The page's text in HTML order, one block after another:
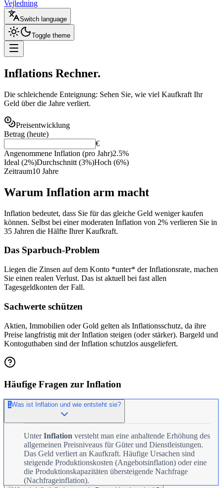
Vejledning
Switch language
Toggle theme
Inflations Rechner.
Die schleichende Enteignung: Sehen Sie, wie viel Kaufkraft Ihr
Geld über die Jahre verliert.
Preisentwicklung
Betrag (heute)
€
Angenommene Inflation (pro Jahr)2.5%
Ideal (2%)Durchschnitt (3%)Hoch (6%)
Zeitraum10 Jahre
Warum Inflation arm macht
Inflation bedeutet, dass Sie für das gleiche Geld weniger kaufen
können. Selbst bei einer moderaten Inflation von 2% verlieren Sie in
35 Jahren die Hälfte Ihrer Kaufkraft.
Das Sparbuch-Problem
Liegen die Zinsen auf dem Konto *unter* der Inflationsrate, machen
Sie einen realen Verlust. Das ist aktuell bei fast allen
Tagesgeldkonten der Fall.
Sachwerte schützen
Aktien, Immobilien oder Gold gelten als Inflationsschutz, da ihre
Preise langfristig mit der Inflation steigen (oder stärker). Bargeld und
Kontoguthaben sind der Inflation schutzlos ausgeliefert.
Häufige Fragen zur Inflation
1 Was ist Inflation und wie entsteht sie?
UnterInflation versteht man eine anhaltende Erhöhung des
allgemeinen Preisniveaus für Güter und Dienstleistungen.
Das Geld verliert an Kaufkraft. Häufige Ursachen sind
steigende Produktionskosten (Angebotsinflation) oder eine
die Produktionskapazitäten übersteigende Nachfrage
(Nachfrageinflation).